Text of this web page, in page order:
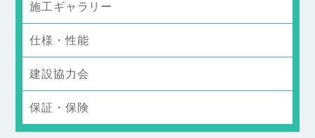
施工ギャラリー
仕様・性能
建設協力会
保証・保険